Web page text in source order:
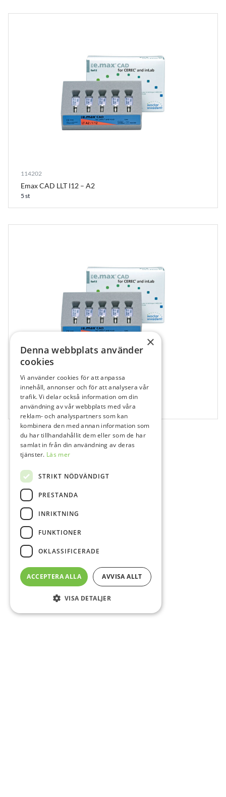
114202
Emax CAD LLT I12 – A2
5 st
114203
Emax CAD LT I12 – A3
5 st
×
Denna webbplats använder
cookies
Vi använder cookies för att anpassa
innehåll, annonser och för att analysera vår
trafik. Vi delar också information om din
användning av vår webbplats med våra
reklam- och analyspartners som kan
kombinera den med annan information som
du har tillhandahållit dem eller som de har
samlat in från din användning av deras
tjänster. Läs mer
STRIKT NÖDVÄNDIGT
PRESTANDA
INRIKTNING
FUNKTIONER
OKLASSIFICERADE
ACCEPTERA ALLA AVVISA ALLT
VISA DETALJER